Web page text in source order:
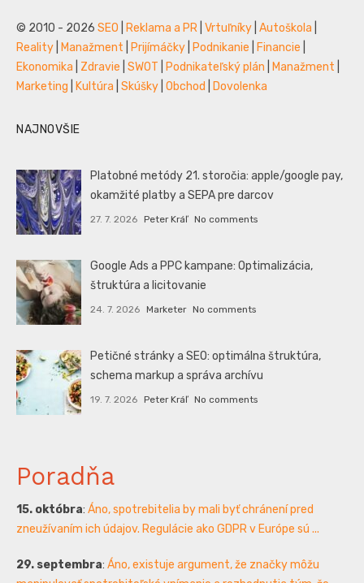
© 2010 - 2026 SEO Reklama a PR Vrtuľníky Autoškola
Reality
Manažment Prijímáčky Podnikanie Financie
Ekonomika
Zdravie SWOT Podnikateľský plán Manažment
Marketing
Kultúra Skúšky Obchod Dovolenka
NAJNOVŠIE
Platobné metódy 21. storočia: apple/google pay,
okamžité platby a SEPA pre darcov
27. 7. 2026 Peter Kráľ No comments
Google Ads a PPC kampane: Optimalizácia,
štruktúra a licitovanie
24. 7. 2026 Marketer No comments
Petičné stránky a SEO: optimálna štruktúra,
schema markup a správa archívu
19. 7. 2026 Peter Kráľ No comments
Poradňa
15. októbra: Áno, spotrebitelia by mali byť chránení pred
zneužívaním ich údajov. Regulácie ako GDPR v Európe sú ...
29. septembra: Áno, existuje argument, že značky môžu